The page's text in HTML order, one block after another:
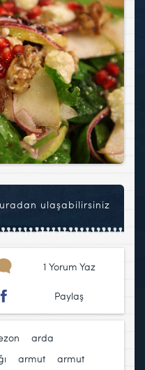
ulaşabilirsiniz
1 Yorum Yaz
Paylaş
arda
armut
armut